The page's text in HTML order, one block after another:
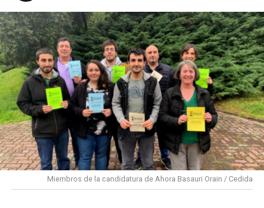
Miembros de la candidatura de Ahora Basauri Orain / Cedida